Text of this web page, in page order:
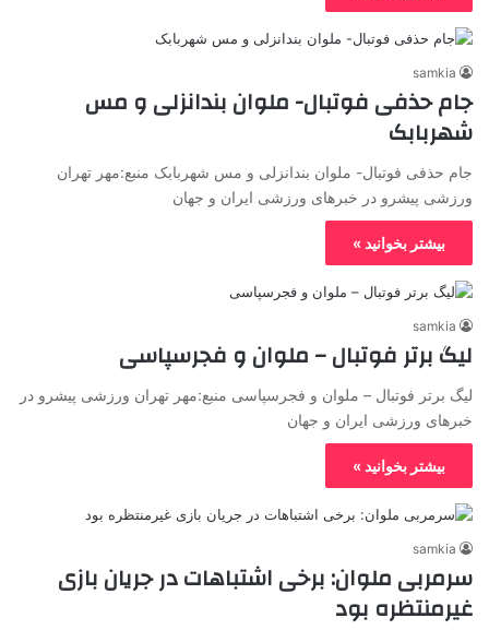
samkia
جام حذفی فوتبال- ملوان بندانزلی و مس
شهربابک
جام حذفی فوتبال- ملوان بندانزلی و مس شهربابک منبع:مهر تهران
ورزشی پیشرو در خبرهای ورزشی ایران و جهان
بیشتر بخوانید »
samkia
لیگ برتر فوتبال – ملوان و فجرسپاسی
لیگ برتر فوتبال – ملوان و فجرسپاسی منبع:مهر تهران ورزشی پیشرو در
خبرهای ورزشی ایران و جهان
بیشتر بخوانید »
samkia
سرمربی ملوان: برخی اشتباهات در جریان بازی
غیرمنتظره بود